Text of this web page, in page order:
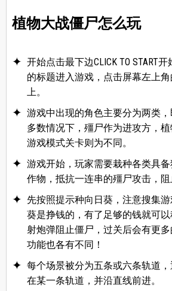
植物大战僵尸怎么玩
开始点击最下边CLICK TO START
的标题进入游戏，点击屏幕左上
上。
游戏中出现的角色主要分为两类
多数情况下，殭尸作为进攻方，
游戏模式关卡则为不同。
游戏开始，玩家需要栽种各类具
作物，抵抗一连串的殭尸攻击，阻
先按照提示种向日葵，注意搜集
葵是挣钱的，有了足够的钱就可
射炮弹阻止僵尸，过关后会有更
功能也各有不同！
每个场景被分为五条或六条轨道
在某一条轨道，并沿直线前进。